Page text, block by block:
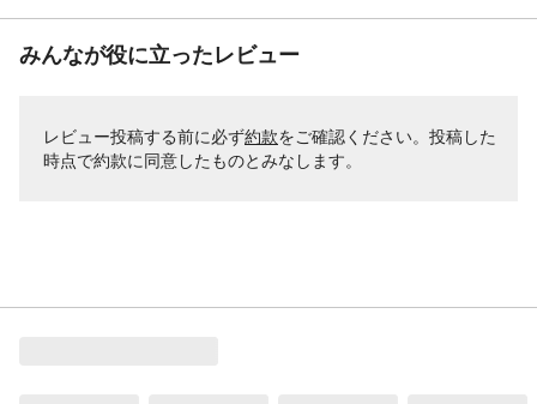
みんなが役に立ったレビュー
レビュー投稿する前に必ず約款をご確認ください。投稿した
時点で約款に同意したものとみなします。